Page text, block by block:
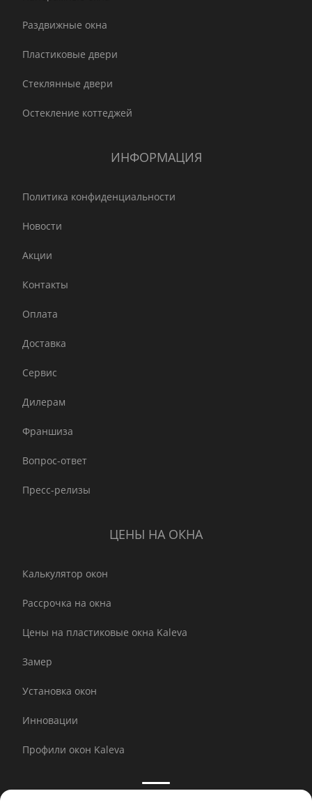
Раздвижные окна
Пластиковые двери
Стеклянные двери
Остекление коттеджей
ИНФОРМАЦИЯ
Политика конфиденциальности
Новости
Акции
Контакты
Оплата
Доставка
Сервис
Дилерам
Франшиза
Вопрос-ответ
Пресс-релизы
ЦЕНЫ НА ОКНА
Калькулятор окон
Рассрочка на окна
Цены на пластиковые окна Kaleva
Замер
Установка окон
Инновации
Профили окон Kaleva
Принимаем к оплате: